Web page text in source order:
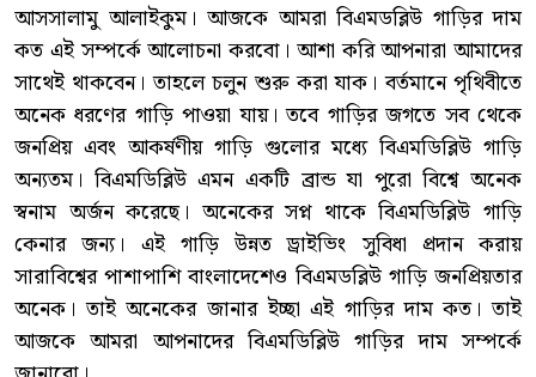
আসসালামু আলাইকুম। আজকে আমরা বিএমডব্লিউ গাড়ির দাম
কত এই সম্পর্কে আলোচনা করবো। আশা করি আপনারা আমাদের
সাথেই থাকবেন। তাহলে চলুন শুরু করা যাক। বর্তমানে পৃথিবীতে
অনেক ধরণের গাড়ি পাওয়া যায়। তবে গাড়ির জগতে সব থেকে
জনপ্রিয় এবং আকর্ষণীয় গাড়ি গুলোর মধ্যে বিএমডিব্লিউ গাড়ি
অন্যতম। বিএমডিব্লিউ এমন একটি ব্রান্ড যা পুরো বিশ্বে অনেক
স্বনাম অর্জন করেছে। অনেকের সপ্ন থাকে বিএমডিব্লিউ গাড়ি
কেনার জন্য। এই গাড়ি উন্নত ড্রাইভিং সুবিধা প্রদান করায়
সারাবিশ্বের পাশাপাশি বাংলাদেশেও বিএমডব্লিউ গাড়ি জনপ্রিয়তার
অনেক। তাই অনেকের জানার ইচ্ছা এই গাড়ির দাম কত। তাই
আজকে আমরা আপনাদের বিএমডিব্লিউ গাড়ির দাম সম্পর্কে